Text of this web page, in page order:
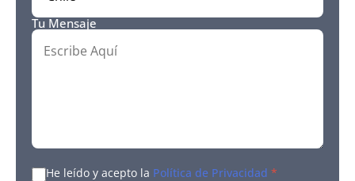
Tu Mensaje
He leído y acepto la Política de Privacidad *